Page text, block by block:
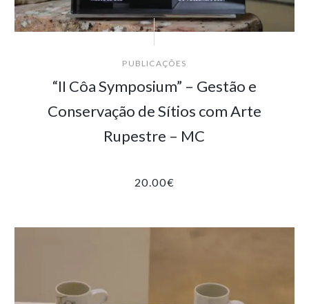
PUBLICAÇÕES
“II Côa Symposium” – Gestão e
Conservação de Sítios com Arte
Rupestre – MC
20.00€